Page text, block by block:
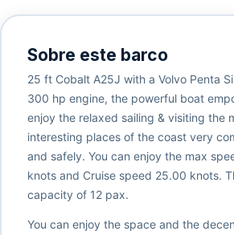
Sobre este barco
25 ft Cobalt A25J with a Volvo Penta
300 hp engine, the powerful boat
enjoy the relaxed sailing & visiting the
interesting places of the coast very
and safely. You can enjoy the max
knots and Cruise speed 25.00 knots.
capacity of 12 pax.
You can enjoy the space and the